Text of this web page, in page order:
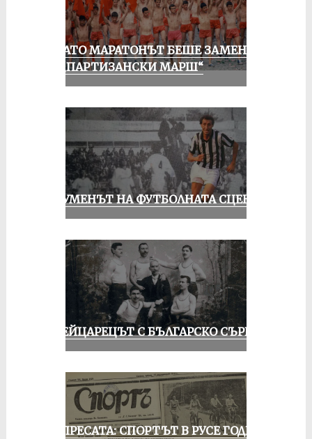
КОГАТО МАРАТОНЪТ БЕШЕ ЗАМЕНЕН
ОТ „ПАРТИЗАНСКИ МАРШ“
ШОУМЕНЪТ НА ФУТБОЛНАТА СЦЕНА
ШВЕЙЦАРЕЦЪТ С БЪЛГАРСКО СЪРЦЕ
ОТ ПРЕСАТА: СПОРТЪТ В РУСЕ ГОДИНА